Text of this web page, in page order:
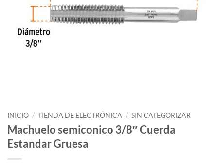
INICIO / TIENDA DE ELECTRÓNICA / SIN CATEGORIZAR
Machuelo semiconico 3/8″ Cuerda
Estandar Gruesa